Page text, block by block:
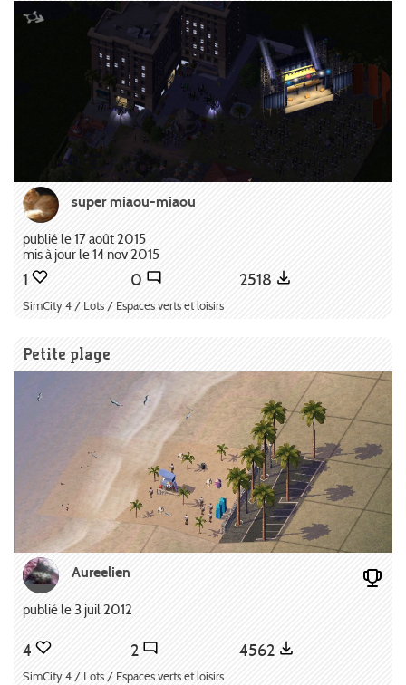
super miaou-miaou
publié le 17 août 2015
mis à jour le 14 nov 2015
1 0 2518
SimCity 4 / Lots / Espaces verts et loisirs
Petite plage
Aureelien
publié le 3 juil 2012
4 2 4562
SimCity 4 / Lots / Espaces verts et loisirs